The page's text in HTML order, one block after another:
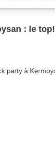
: le top!